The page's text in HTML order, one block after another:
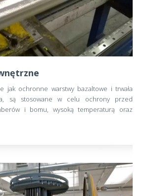
jak ochronne warstwy bazaltowe i trwała
są stosowane w celu ochrony przed
i bomu, wysoką temperaturą oraz